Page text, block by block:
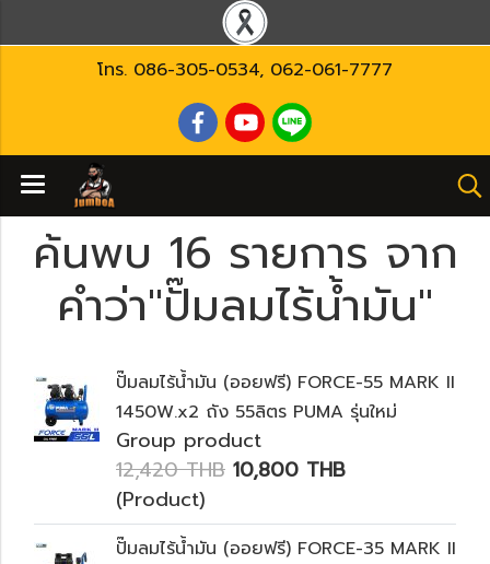
โทร. 086-305-0534, 062-061-7777
ค้นพบ 16 รายการ จาก
คำว่า"ปั๊มลมไร้น้ำมัน"
ปั๊มลมไร้น้ำมัน (ออยฟรี) FORCE-55 MARK II
1450W.x2 ถัง 55ลิตร PUMA รุ่นใหม่
Group product
12,420 THB 10,800 THB
(Product)
ปั๊มลมไร้น้ำมัน (ออยฟรี) FORCE-35 MARK II